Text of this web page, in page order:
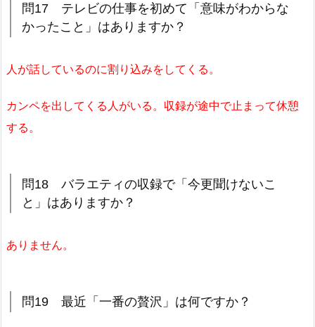
問17 テレビの仕事を初めて「意味がわからな
かったこと」はありますか？
人が話しているのに割り込みをしてくる。
カンペを出してくる人がいる。収録が途中で止まって休憩
する。
問18 バラエティの収録で「今更聞けないこ
と」はありますか？
ありません。
問19 最近「一番の贅沢」は何ですか？